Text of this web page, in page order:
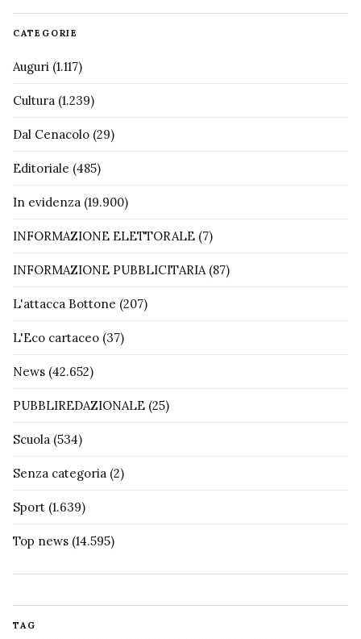
CATEGORIE
Auguri (1.117)
Cultura (1.239)
Dal Cenacolo (29)
Editoriale (485)
In evidenza (19.900)
INFORMAZIONE ELETTORALE (7)
INFORMAZIONE PUBBLICITARIA(87)
L'attacca Bottone (207)
L'Eco cartaceo (37)
News (42.652)
PUBBLIREDAZIONALE (25)
Scuola (534)
Senza categoria (2)
Sport (1.639)
Top news (14.595)
TAG